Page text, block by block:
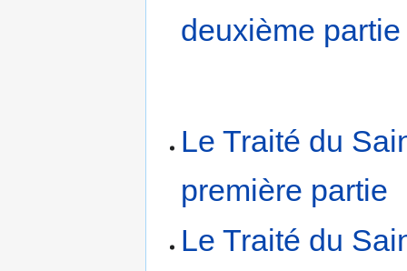
deuxième partie
Le Traité du
première partie
Le Traité du